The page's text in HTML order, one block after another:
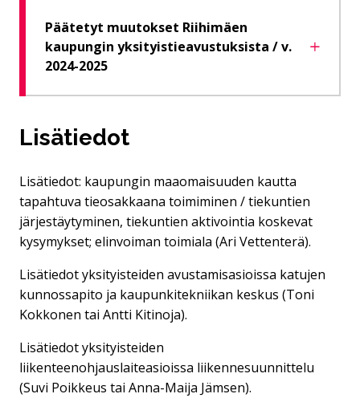
Päätetyt muutokset Riihimäen
kaupungin yksityistieavustuksista / v.
2024-2025
Lisätiedot
Lisätiedot: kaupungin maaomaisuuden kautta
tapahtuva tieosakkaana toimiminen / tiekuntien
järjestäytyminen, tiekuntien aktivointia koskevat
kysymykset; elinvoiman toimiala (Ari Vettenterä).
Lisätiedot yksityisteiden avustamisasioissa katujen
kunnossapito ja kaupunkitekniikan keskus (Toni
Kokkonen tai Antti Kitinoja).
Lisätiedot yksityisteiden
liikenteenohjauslaiteasioissa liikennesuunnittelu
(Suvi Poikkeus tai Anna-Maija Jämsen).